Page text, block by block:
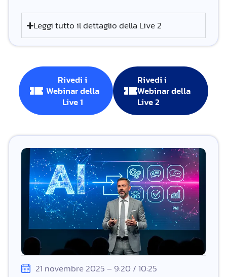
Leggi tutto il dettaglio della Live 2
Rivedi i
Webinar della
Live 1
Rivedi i
Webinar della
Live 2
21 novembre 2025 – 9:20 / 10:25